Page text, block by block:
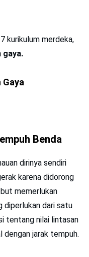
kurikulum merdeka,
gaya.
Gaya
Benda
dirinya sendiri
karena didorong
memerlukan
diperlukan dari satu
tentang nilai lintasan
dengan jarak tempuh.